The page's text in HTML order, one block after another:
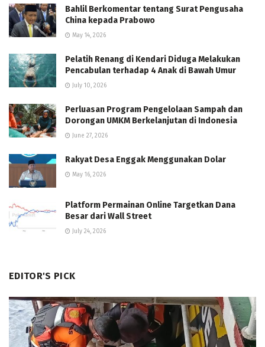
Bahlil Berkomentar tentang Surat Pengusaha
China kepada Prabowo
May 14, 2026
Pelatih Renang di Kendari Diduga Melakukan
Pencabulan terhadap 4 Anak di Bawah Umur
July 10, 2026
Perluasan Program Pengelolaan Sampah dan
Dorongan UMKM Berkelanjutan di Indonesia
June 27, 2026
Rakyat Desa Enggak Menggunakan Dolar
May 16, 2026
Platform Permainan Online Targetkan Dana
Besar dari Wall Street
July 24, 2026
EDITOR'S PICK